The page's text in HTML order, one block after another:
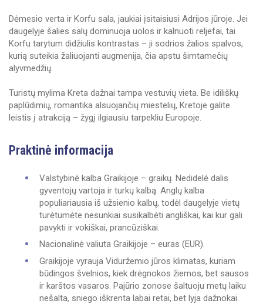
Dėmesio verta ir Korfu sala, jaukiai įsitaisiusi Adrijos jūroje. Jei
daugelyje šalies salų dominuoja uolos ir kalnuoti reljefai, tai
Korfu tarytum didžiulis kontrastas – ji sodrios žalios spalvos,
kurią suteikia žaliuojanti augmenija, čia apstu šimtamečių
alyvmedžių.
Turistų mylima Kreta dažnai tampa vestuvių vieta. Be idiliškų
paplūdimių, romantika alsuojančių miestelių, Kretoje galite
leistis į atrakciją – žygį ilgiausiu tarpekliu Europoje.
Praktinė informacija
Valstybinė kalba Graikijoje – graikų. Nedidelė dalis
gyventojų vartoja ir turkų kalbą. Anglų kalba
populiariausia iš užsienio kalbų, todėl daugelyje vietų
turėtumėte nesunkiai susikalbėti angliškai, kai kur gali
pavykti ir vokiškai, prancūziškai.
Nacionalinė valiuta Graikijoje – euras (EUR).
Graikijoje vyrauja Viduržemio jūros klimatas, kuriam
būdingos švelnios, kiek drėgnokos žiemos, bet sausos
ir karštos vasaros. Pajūrio zonose šaltuoju metų laiku
nešalta, sniego iškrenta labai retai, bet lyja dažnokai.